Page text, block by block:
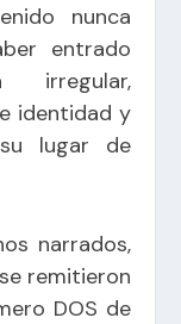
nunca
entrado
irregular,
identidad y
lugar de
narrados,
remitieron
DOS de